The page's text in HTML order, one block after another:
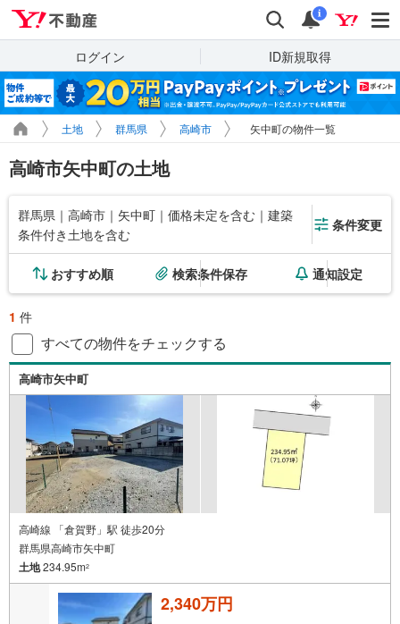
検索 通知
i
ログイン ID新規取得
土地 群馬県 高崎市 矢中町の物件一覧
高崎市矢中町の土地
群馬県｜高崎市｜矢中町｜価格未定を含む｜建築
条件付き土地を含む
条件変更
おすすめ順 検索条件保存 通知設定
1 件
すべての物件をチェックする
高崎市矢中町
高崎線 「倉賀野」駅 徒歩20分
群馬県高崎市矢中町
土地234.95m2
2,340万円